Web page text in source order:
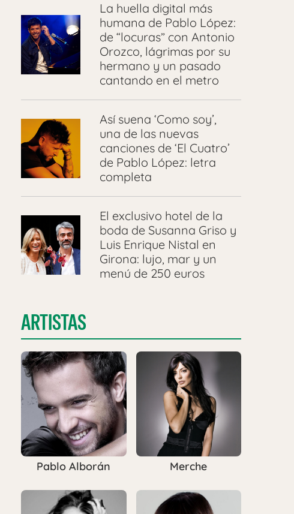
La huella digital más
humana de Pablo López:
de “locuras” con Antonio
Orozco, lágrimas por su
hermano y un pasado
cantando en el metro
Así suena ‘Como soy’,
una de las nuevas
canciones de ‘El Cuatro’
de Pablo López: letra
completa
El exclusivo hotel de la
boda de Susanna Griso y
Luis Enrique Nistal en
Girona: lujo, mar y un
menú de 250 euros
ARTISTAS
Pablo Alborán Merche